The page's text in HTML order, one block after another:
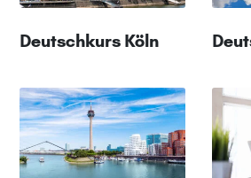
Deutschkurs Köln